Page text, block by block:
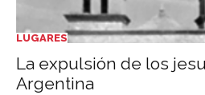
LUGARES
La expulsión de los
Argentina